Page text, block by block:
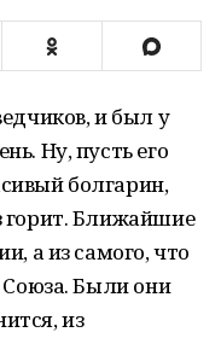
и был у
Ну, пусть его
болгарин,
горит. Ближайшие
а из самого, что
Союза. Были они
из